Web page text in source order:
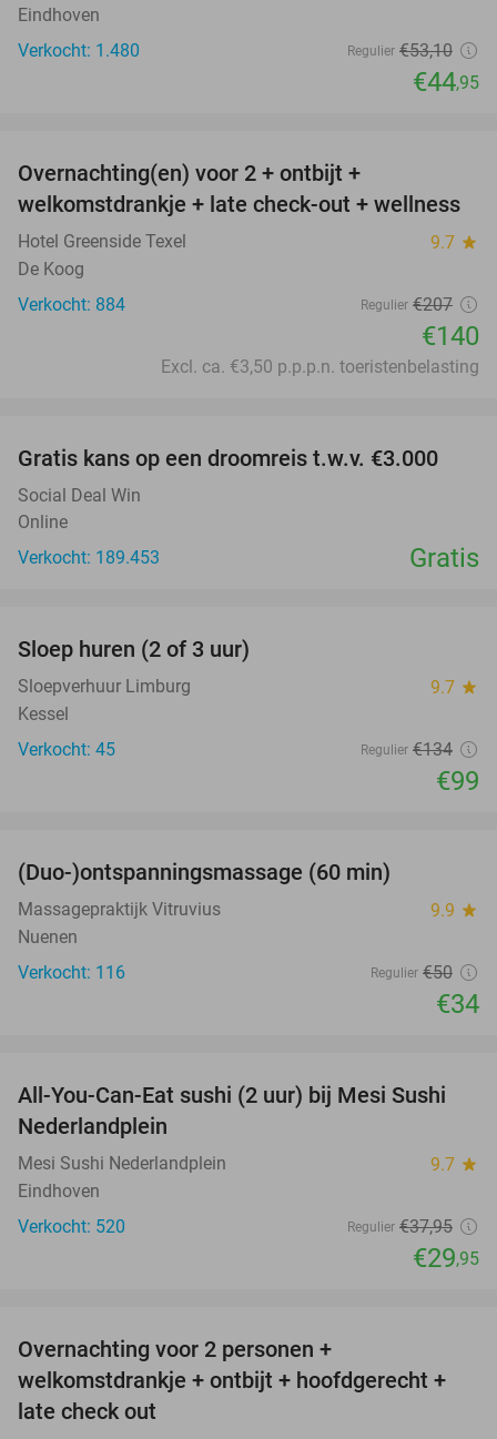
Eindhoven
Verkocht: 1.480
Regulier €53,10
€44,95
Overnachting(en) voor 2 + ontbijt +
welkomstdrankje + late check-out + wellness
Hotel Greenside Texel 9.7 star
De Koog
Verkocht: 884
Regulier €207
€140
Excl. ca. €3,50 p.p.p.n. toeristenbelasting
Gratis kans op een droomreis t.w.v. €3.000
Social Deal Win
Online
Verkocht: 189.453
Gratis
Sloep huren (2 of 3 uur)
Sloepverhuur Limburg 9.7 star
Kessel
Verkocht: 45
Regulier €134
€99
(Duo-)ontspanningsmassage (60 min)
Massagepraktijk Vitruvius 9.9 star
Nuenen
Verkocht: 116
Regulier €50
€34
21%
All-You-Can-Eat sushi (2 uur) bij Mesi Sushi
Nederlandplein
Mesi Sushi Nederlandplein 9.7 star
Eindhoven
Verkocht: 520
Regulier €37,95
€29,95
Overnachting voor 2 personen +
welkomstdrankje + ontbijt + hoofdgerecht +
late check out